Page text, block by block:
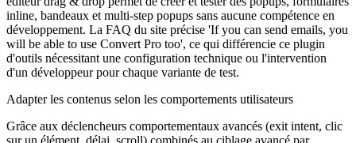
inline, bandeaux et multi-step popups sans aucune compétence en
développement. La FAQ du site précise 'If you can send emails, you
will be able to use Convert Pro too', ce qui différencie ce plugin
d'outils nécessitant une configuration technique ou l'intervention
d'un développeur pour chaque variante de test.
Adapter les contenus selon les comportements utilisateurs
Grâce aux déclencheurs comportementaux avancés (exit intent, clic
sur un élément, délai, scroll) combinés au ciblage avancé par